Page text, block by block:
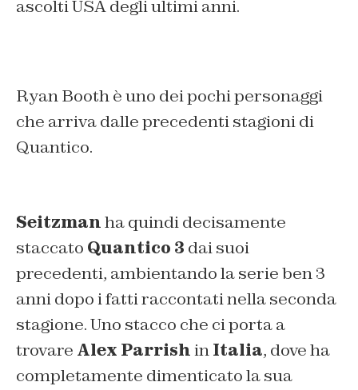
ascolti USA degli ultimi anni.
Ryan Booth è uno dei pochi personaggi
che arriva dalle precedenti stagioni di
Quantico.
Seitzmanha quindi decisamente
staccato Quantico 3 dai suoi
precedenti, ambientando la serie ben 3
anni dopo i fatti raccontati nella seconda
stagione. Uno stacco che ci porta a
trovare Alex ParrishinItalia, dove ha
completamente dimenticato la sua